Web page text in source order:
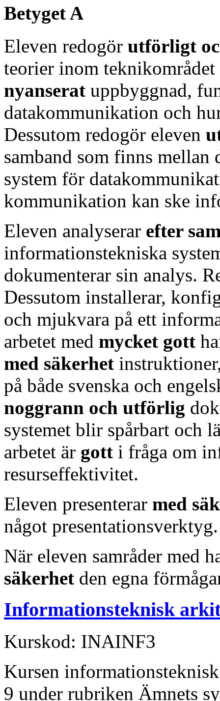
Betyget A
Eleven redogör utförligt
teorier inom
nyanserat uppbyggnad,
datakommunikation och
Dessutom redogör eleven
samband som finns
system för
kommunikation kan ske
Eleven analyserar efter
informationstekniska
dokumenterar sin analys.
Dessutom installerar,
och mjukvara på ett
arbetet med mycket gott
med säkerhet
på både svenska och
noggrann och utförlig
systemet blir spårbart och
arbetet är gott i fråga om
resurseffektivitet.
Eleven presenterar med
något presentationsverktyg.
När eleven samråder med
säkerhet den egna
Informationsteknisk
Kurskod: INAINF3
Kursen
9 under rubriken Ämnets